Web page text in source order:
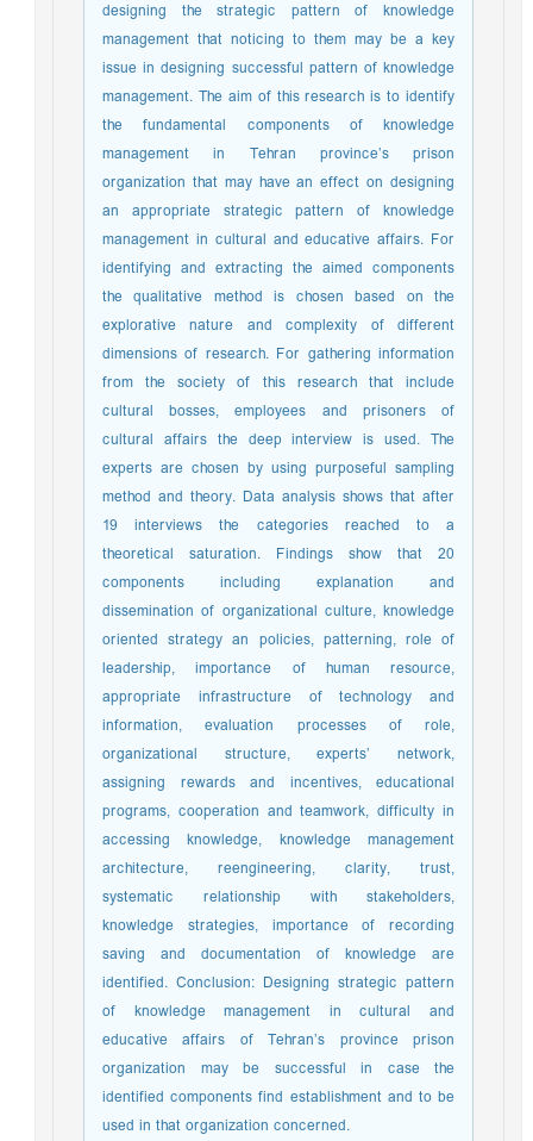
designing the strategic pattern of knowledge
management that noticing to them may be a key
issue in designing successful pattern of knowledge
management. The aim of this research is to identify
the fundamental components of knowledge
management in Tehran province’s prison
organization that may have an effect on designing
an appropriate strategic pattern of knowledge
management in cultural and educative affairs. For
identifying and extracting the aimed components
the qualitative method is chosen based on the
explorative nature and complexity of different
dimensions of research. For gathering information
from the society of this research that include
cultural bosses, employees and prisoners of
cultural affairs the deep interview is used. The
experts are chosen by using purposeful sampling
method and theory. Data analysis shows that after
19 interviews the categories reached to a
theoretical saturation. Findings show that 20
components including explanation and
dissemination of organizational culture, knowledge
oriented strategy an policies, patterning, role of
leadership, importance of human resource,
appropriate infrastructure of technology and
information, evaluation processes of role,
organizational structure, experts’ network,
assigning rewards and incentives, educational
programs, cooperation and teamwork, difficulty in
accessing knowledge, knowledge management
architecture, reengineering, clarity, trust,
systematic relationship with stakeholders,
knowledge strategies, importance of recording
saving and documentation of knowledge are
identified. Conclusion: Designing strategic pattern
of knowledge management in cultural and
educative affairs of Tehran’s province prison
organization may be successful in case the
identified components find establishment and to be
used in that organization concerned.